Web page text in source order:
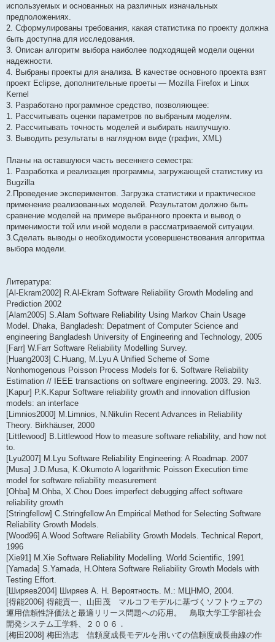
используемых и основанных на различных изначальных
предположениях.
2. Сформулированы требования, какая статистика по проекту должна
быть доступна для исследования.
3. Описан алгоритм выбора наиболее подходящей модели оценки
надежности.
4. Выбраны проекты для анализа. В качестве основного проекта взят
проект Eclipse, дополнительные проеты — Mozilla Firefox и Linux
Kernel
3. Разработано программное средство, позволяющее:
1. Рассчитывать оценки параметров по выбраным моделям.
2. Рассчитывать точность моделей и выбирать наилучшую.
3. Выводить результаты в наглядном виде (график, XML)
Планы на оставшуюся часть весеннего семестра:
1. Разработка и реализация программы, загружающей статистику из
Bugzilla
2.Проведение экспериментов. Загрузка статистики и практическое
применение реализованных моделей. Результатом должно быть
сравнение моделей на примере выбранного проекта и вывод о
применимости той или иной модели в рассматриваемой ситуации.
3.Сделать выводы о необходимости усовершенствования алгоритма
выбора модели.
Литература:
[Al-Ekram2002] R.Al-Ekram Software Reliability Growth Modeling and
Prediction 2002
[Alam2005] S.Alam Software Reliability Using Markov Chain Usage
Model. Dhaka, Bangladesh: Depatment of Computer Science and
engineering Bangladesh University of Engineering and Technology, 2005
[Farr] W.Farr Software Reliability Modelling Survey.
[Huang2003] C.Huang, M.Lyu A Unified Scheme of Some
Nonhomogenous Poisson Process Models for 6. Software Reliability
Estimation // IEEE transactions on software engineering. 2003. 29. №3.
[Kapur] P.K.Kapur Software reliability growth and innovation diffusion
models: an interface
[Limnios2000] M.Limnios, N.Nikulin Recent Advances in Reliability
Theory. Birkhäuser, 2000
[Littlewood] B.Littlewood How to measure software reliability, and how not
to.
[Lyu2007] M.Lyu Software Reliability Engineering: A Roadmap. 2007
[Musa] J.D.Musa, K.Okumoto A logarithmic Poisson Execution time
model for software reliability measurement
[Ohba] M.Ohba, X.Chou Does imperfect debugging affect software
reliability growth
[Stringfellow] C.Stringfellow An Empirical Method for Selecting Software
Reliability Growth Models.
[Wood96] A.Wood Software Reliability Growth Models. Technical Report,
1996
[Xie91] M.Xie Software Reliability Modelling. World Scientific, 1991
[Yamada] S.Yamada, H.Ohtera Software Reliability Growth Models with
Testing Effort.
[Ширяев2004] Ширяев А. Н. Вероятность. М.: МЦНМО, 2004.
[得能2006] 得能貢一、山田茂 マルコフモデルに基づくソフトウェアの
運用信頼性評価法と最適リリース問題への応用。 鳥取大学工学部社会
開発システム工学科、２００６．
[梅田2008] 梅田浩志 信頼度成長モデルを用いての信頼度成長曲線の作